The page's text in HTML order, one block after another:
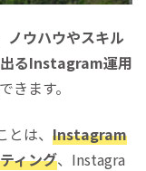
ノウハウやスキル
るInstagram運用
きます。
は、 Instagram
ィング、Instagra